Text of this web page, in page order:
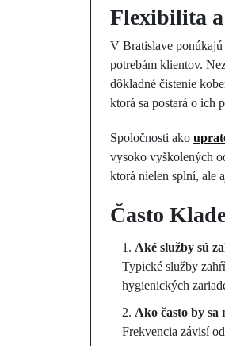
Flexibilita
V Bratislave ponúkajú
potrebám klientov.
dôkladné čistenie
ktorá sa postará o ich
Spoločnosti ako
vysoko vyškolených
ktorá nielen splní, ale
Často
Aké služby sú
Typické služby
hygienických
Ako často by
Frekvencia závisí